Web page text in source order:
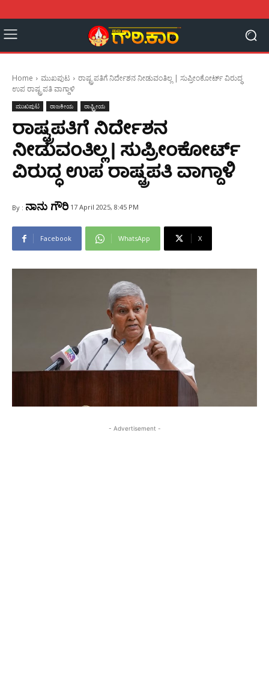
Home ಮುಖಪುಟ
ರಾಷ್ಟ್ರಪತಿಗೆ ನಿರ್ದೇಶನ ನೀಡುವಂತಿಲ್ಲ | ಸುಪ್ರೀಂಕೋರ್ಟ್‌ ವಿರುದ್ಧ
ಉಪ ರಾಷ್ಟ್ರಪತಿ ವಾಗ್ದಾಳಿ
ಮುಖಪುಟ ರಾಜಕೀಯ ರಾಷ್ಟ್ರೀಯ
ರಾಷ್ಟ್ರಪತಿಗೆ ನಿರ್ದೇಶನ
ನೀಡುವಂತಿಲ್ಲ | ಸುಪ್ರೀಂಕೋರ್ಟ್‌
ವಿರುದ್ಧ ಉಪ ರಾಷ್ಟ್ರಪತಿ ವಾಗ್ದಾಳಿ
By : ನಾನು ಗೌರಿ 17 April 2025, 8:45 PM
Facebook WhatsApp X
- Advertisement -